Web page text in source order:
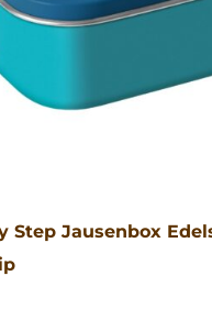
Step Jausenbox